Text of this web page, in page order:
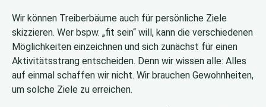
Wir können Treiberbäume auch für persönliche Ziele
skizzieren. Wer bspw. „fit sein“ will, kann die verschiedenen
Möglichkeiten einzeichnen und sich zunächst für einen
Aktivitätsstrang entscheiden. Denn wir wissen alle: Alles
auf einmal schaffen wir nicht. Wir brauchen Gewohnheiten,
um solche Ziele zu erreichen.